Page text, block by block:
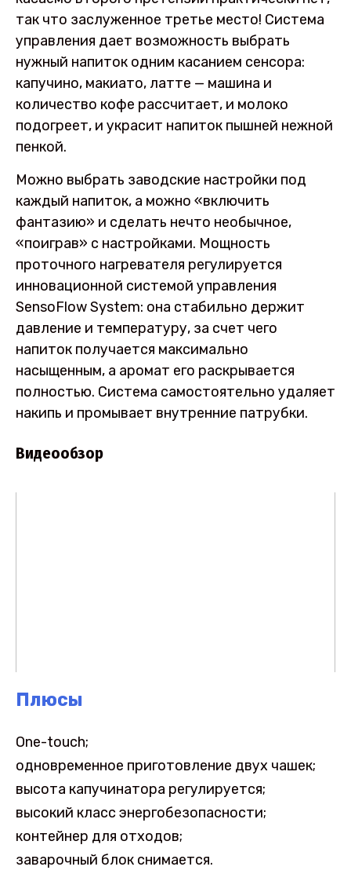
так что заслуженное третье место! Система
управления дает возможность выбрать
нужный напиток одним касанием сенсора:
капучино, макиато, латте — машина и
количество кофе рассчитает, и молоко
подогреет, и украсит напиток пышней нежной
пенкой.
Можно выбрать заводские настройки под
каждый напиток, а можно «включить
фантазию» и сделать нечто необычное,
«поиграв» с настройками. Мощность
проточного нагревателя регулируется
инновационной системой управления
SensoFlow System: она стабильно держит
давление и температуру, за счет чего
напиток получается максимально
насыщенным, а аромат его раскрывается
полностью. Система самостоятельно удаляет
накипь и промывает внутренние патрубки.
Видеообзор
Плюсы
One-touch;
одновременное приготовление двух чашек;
высота капучинатора регулируется;
высокий класс энергобезопасности;
контейнер для отходов;
заварочный блок снимается.